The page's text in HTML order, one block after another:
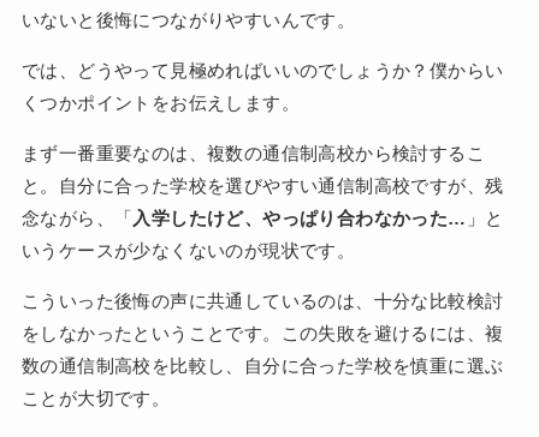
いないと後悔につながりやすいんです。
では、どうやって見極めればいいのでしょうか？僕からい
くつかポイントをお伝えします。
まず一番重要なのは、複数の通信制高校から検討するこ
と。自分に合った学校を選びやすい通信制高校ですが、残
念ながら、「 入学したけど、やっぱり合わなかった… 」と
いうケースが少なくないのが現状です。
こういった後悔の声に共通しているのは、十分な比較検討
をしなかったということです。この失敗を避けるには、複
数の通信制高校を比較し、自分に合った学校を慎重に選ぶ
ことが大切です。